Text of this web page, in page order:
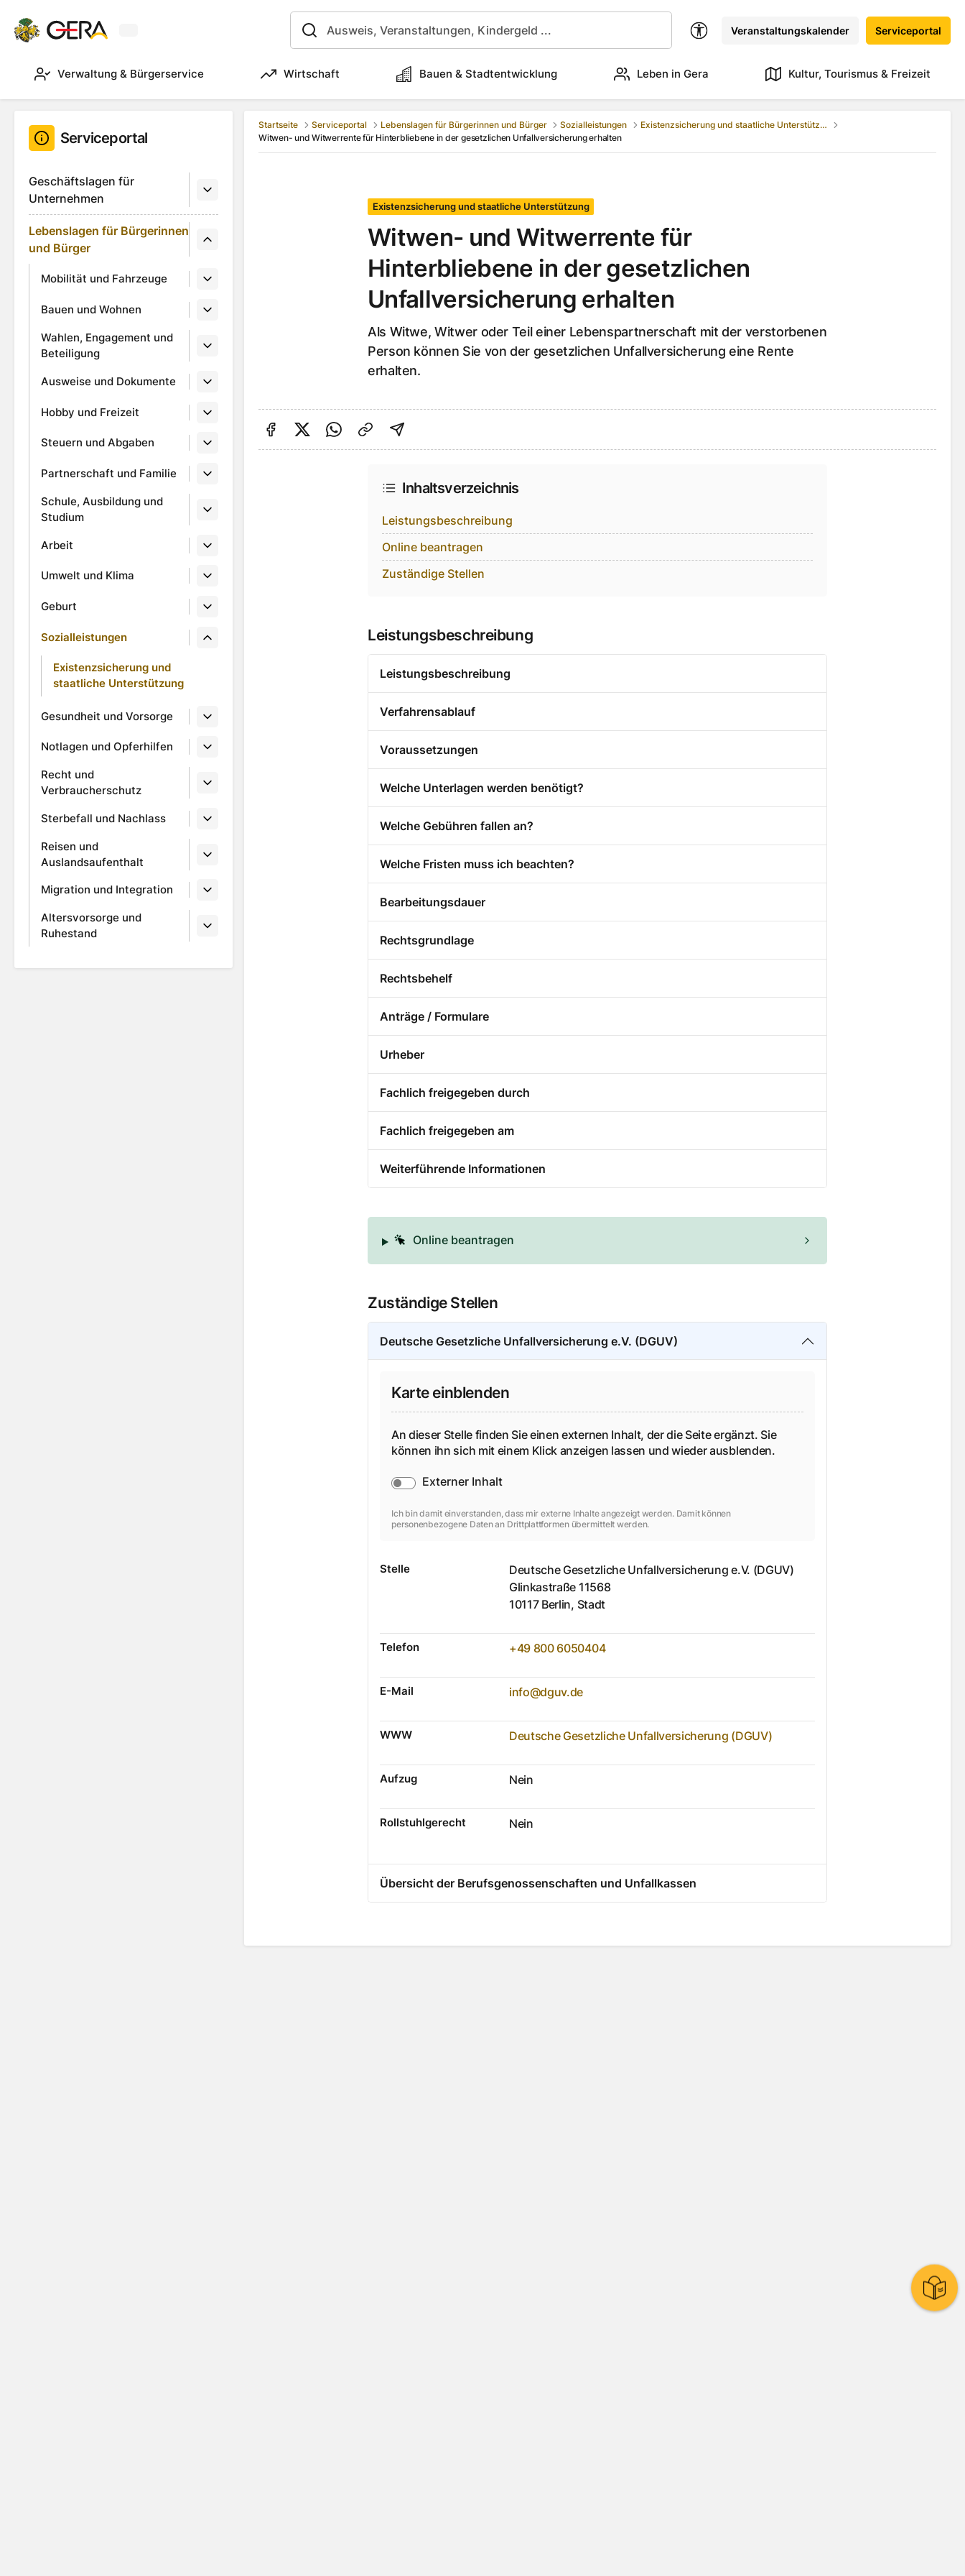
Veranstaltungskalender Serviceportal
Verwaltung & Bürgerservice Wirtschaft Bauen & Stadtentwicklung Leben in Gera Kultur, Tourismus & Freizeit
Serviceportal
Geschäftslagen für
Unternehmen
Lebenslagen für Bürgerinnen
und Bürger
Mobilität und Fahrzeuge
Bauen und Wohnen
Wahlen, Engagement und
Beteiligung
Ausweise und Dokumente
Hobby und Freizeit
Steuern und Abgaben
Partnerschaft und Familie
Schule, Ausbildung und
Studium
Arbeit
Umwelt und Klima
Geburt
Sozialleistungen
Existenzsicherung und
staatliche Unterstützung
Gesundheit und Vorsorge
Notlagen und Opferhilfen
Recht und
Verbraucherschutz
Sterbefall und Nachlass
Reisen und
Auslandsaufenthalt
Migration und Integration
Altersvorsorge und
Ruhestand
Startseite Serviceportal Lebenslagen für Bürgerinnen und Bürger Sozialleistungen
Existenzsicherung und staatliche Unterstützung
Witwen- und Witwerrente für Hinterbliebene in der gesetzlichen Unfallversicherung erhalten
Existenzsicherung und staatliche Unterstützung
Witwen- und Witwerrente für
Hinterbliebene in der gesetzlichen
Unfallversicherung erhalten
Als Witwe, Witwer oder Teil einer Lebenspartnerschaft mit der verstorbenen
Person können Sie von der gesetzlichen Unfallversicherung eine Rente
erhalten.
Auf Facebook teilen
Auf Twitter teilen
Per Link teilen
shareViaEmail
Inhaltsverzeichnis
Leistungsbeschreibung
Online beantragen
Zuständige Stellen
Leistungsbeschreibung
Leistungsbeschreibung
Verfahrensablauf
Voraussetzungen
Welche Unterlagen werden benötigt?
Welche Gebühren fallen an?
Welche Fristen muss ich beachten?
Bearbeitungsdauer
Rechtsgrundlage
Rechtsbehelf
Anträge / Formulare
Urheber
Fachlich freigegeben durch
Fachlich freigegeben am
Weiterführende Informationen
Online beantragen
Zuständige Stellen
Deutsche Gesetzliche Unfallversicherung e.V. (DGUV)
Karte einblenden
An dieser Stelle finden Sie einen externen Inhalt, der die Seite ergänzt. Sie
können ihn sich mit einem Klick anzeigen lassen und wieder ausblenden.
Externer Inhalt
Ich bin damit einverstanden, dass mir externe Inhalte angezeigt werden. Damit können
personenbezogene Daten an Drittplattformen übermittelt werden.
Stelle
Deutsche Gesetzliche Unfallversicherung e.V. (DGUV)
Glinkastraße 11568
10117 Berlin, Stadt
Telefon +49 800 6050404
E-Mail info@dguv.de
WWW Deutsche Gesetzliche Unfallversicherung (DGUV)
Aufzug Nein
Rollstuhlgerecht Nein
Übersicht der Berufsgenossenschaften und Unfallkassen